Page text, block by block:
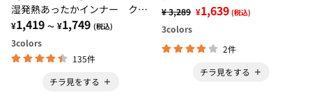
湿発熱あったかインナー クル
ーネック５分袖
¥1,419 ～ ¥1,749 (税込)
3colors
135件
チラ見をする
¥ 3,289 ¥1,639 (税込)
3colors
2件
チラ見をする